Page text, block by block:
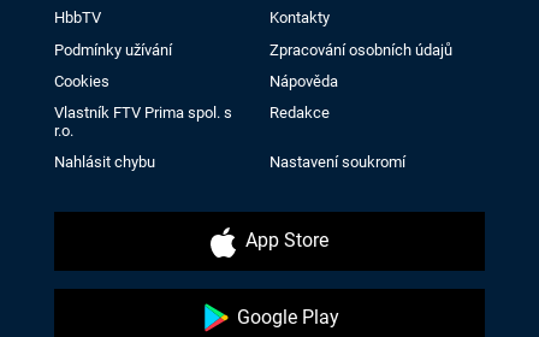
HbbTV
Kontakty
Podmínky užívání
Zpracování osobních údajů
Cookies
Nápověda
Vlastník FTV Prima spol. s
r.o.
Redakce
Nahlásit chybu Nastavení soukromí
App Store
Google Play